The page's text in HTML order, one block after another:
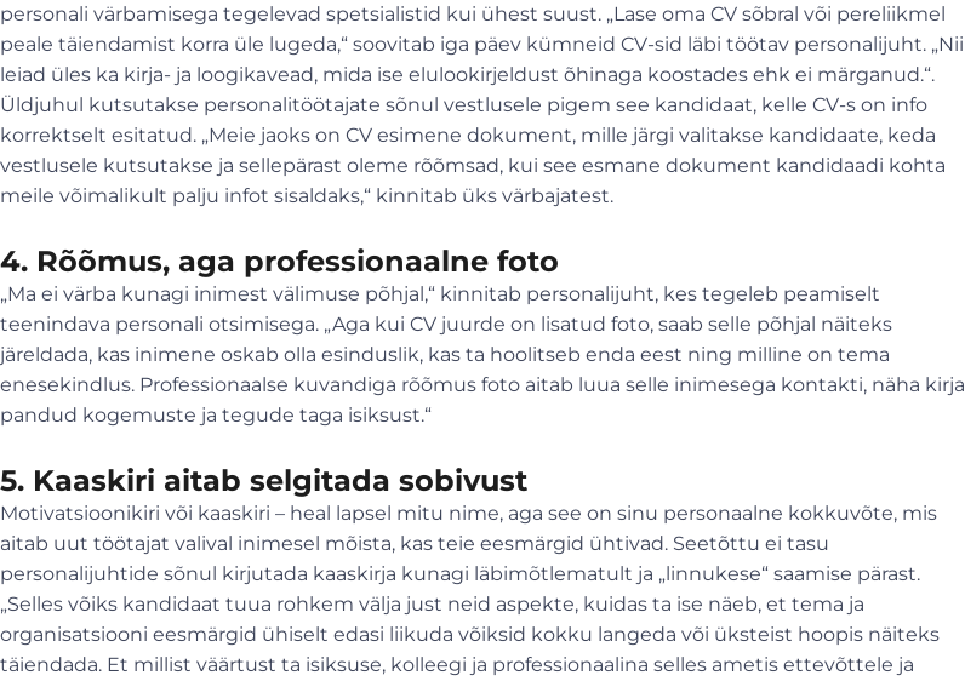
personali värbamisega tegelevad spetsialistid kui ühest suust. „Lase oma CV sõbral või pereliikmel
peale täiendamist korra üle lugeda,“ soovitab iga päev kümneid CV-sid läbi töötav personalijuht. „Nii
leiad üles ka kirja- ja loogikavead, mida ise elulookirjeldust õhinaga koostades ehk ei märganud.“.
Üldjuhul kutsutakse personalitöötajate sõnul vestlusele pigem see kandidaat, kelle CV-s on info
korrektselt esitatud. „Meie jaoks on CV esimene dokument, mille järgi valitakse kandidaate, keda
vestlusele kutsutakse ja sellepärast oleme rõõmsad, kui see esmane dokument kandidaadi kohta
meile võimalikult palju infot sisaldaks,“ kinnitab üks värbajatest.
4. Rõõmus, aga professionaalne foto
„Ma ei värba kunagi inimest välimuse põhjal,“ kinnitab personalijuht, kes tegeleb peamiselt
teenindava personali otsimisega. „Aga kui CV juurde on lisatud foto, saab selle põhjal näiteks
järeldada, kas inimene oskab olla esinduslik, kas ta hoolitseb enda eest ning milline on tema
enesekindlus. Professionaalse kuvandiga rõõmus foto aitab luua selle inimesega kontakti, näha kirja
pandud kogemuste ja tegude taga isiksust.“
5. Kaaskiri aitab selgitada sobivust
Motivatsioonikiri või kaaskiri – heal lapsel mitu nime, aga see on sinu personaalne kokkuvõte, mis
aitab uut töötajat valival inimesel mõista, kas teie eesmärgid ühtivad. Seetõttu ei tasu
personalijuhtide sõnul kirjutada kaaskirja kunagi läbimõtlematult ja „linnukese“ saamise pärast.
„Selles võiks kandidaat tuua rohkem välja just neid aspekte, kuidas ta ise näeb, et tema ja
organisatsiooni eesmärgid ühiselt edasi liikuda võiksid kokku langeda või üksteist hoopis näiteks
täiendada. Et millist väärtust ta isiksuse, kolleegi ja professionaalina selles ametis ettevõttele ja